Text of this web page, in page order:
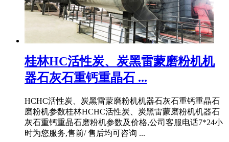
桂林HC活性炭、炭黑雷蒙磨粉机机
器石灰石重钙重晶石 ...
HCHC活性炭、炭黑雷蒙磨粉机机器石灰石重钙重晶石
磨粉机参数桂林HCHC活性炭、炭黑雷蒙磨粉机机器石
灰石重钙重晶石磨粉机参数及价格,公司客服电话7*24小
时为您服务,售前/ 售后均可咨询 ...